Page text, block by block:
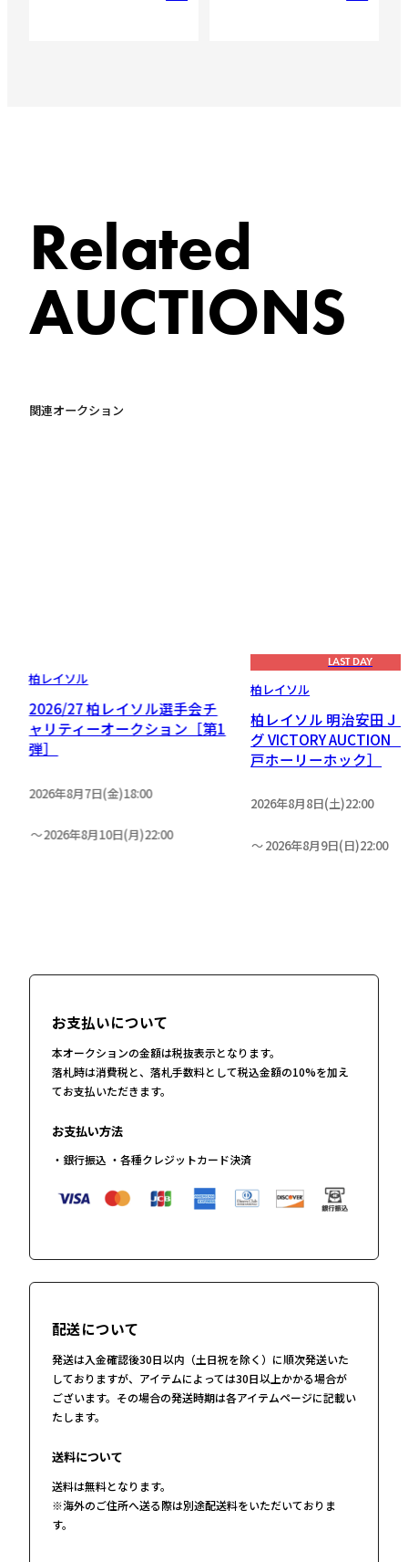
Related
AUCTIONS
関連オークション
柏レイソル
2026/27 柏レイソル選手会チ
ャリティーオークション［第1
弾］
2026年8月7日(金)18:00
2026年8月10日(月)22:00
LAST DAY
柏レイソル
柏レイソル 明治安田Ｊ
グ VICTORY AUCTION
戸ホーリーホック］
2026年8月8日(土)22:00
2026年8月9日(日)22:00
お支払いについて
本オークションの金額は税抜表示となります。
落札時は消費税と、落札手数料として税込金額の10%を加え
てお支払いただきます。
お支払い方法
・銀行振込 ・各種クレジットカード決済
配送について
発送は入金確認後30日以内（土日祝を除く）に順次発送いた
しておりますが、アイテムによっては30日以上かかる場合が
ございます。その場合の発送時期は各アイテムページに記載い
たします。
送料について
送料は無料となります。
※海外のご住所へ送る際は別途配送料をいただいておりま
す。